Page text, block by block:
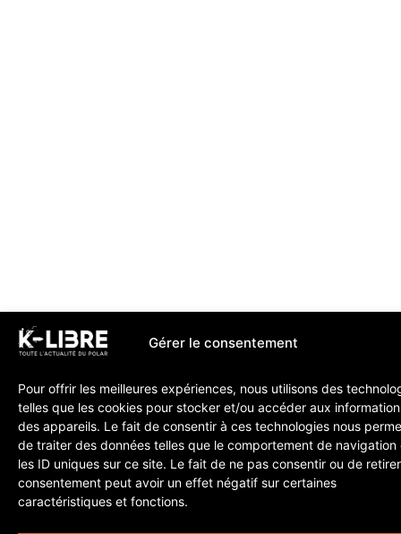
Gérer le consentement
Pour offrir les meilleures expériences, nous utilisons des
telles que les cookies pour stocker et/ou accéder aux
des appareils. Le fait de consentir à ces technologies nous
de traiter des données telles que le comportement de navigation
les ID uniques sur ce site. Le fait de ne pas consentir ou de
consentement peut avoir un effet négatif sur certaines
caractéristiques et fonctions.